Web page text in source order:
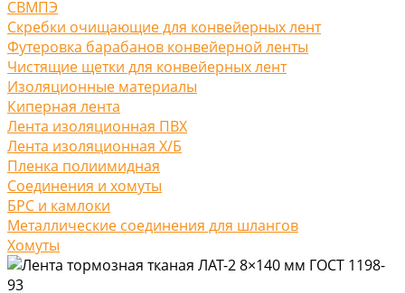
СВМПЭ
Скребки очищающие для конвейерных лент
Футеровка барабанов конвейерной ленты
Чистящие щетки для конвейерных лент
Изоляционные материалы
Киперная лента
Лента изоляционная ПВХ
Лента изоляционная Х/Б
Пленка полиимидная
Соединения и хомуты
БРС и камлоки
Металлические соединения для шлангов
Хомуты